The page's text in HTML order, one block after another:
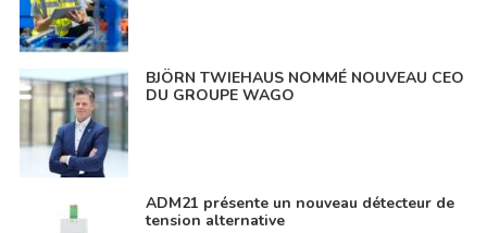
BJÖRN TWIEHAUS NOMMÉ NOUVEAU CEO
DU GROUPE WAGO
ADM21 présente un nouveau détecteur de
tension alternative